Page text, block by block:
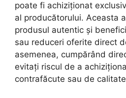
poate fi achiziționat
al producătorului. Aceasta
produsul autentic și
sau reduceri oferite direct
asemenea, cumpărând
evitați riscul de a
contrafăcute sau de